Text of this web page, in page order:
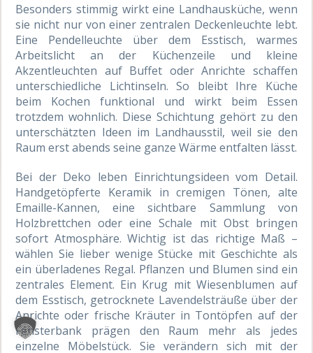
Besonders stimmig wirkt eine Landhausküche, wenn
sie nicht nur von einer zentralen Deckenleuchte lebt.
Eine Pendelleuchte über dem Esstisch, warmes
Arbeitslicht an der Küchenzeile und kleine
Akzentleuchten auf Buffet oder Anrichte schaffen
unterschiedliche Lichtinseln. So bleibt Ihre Küche
beim Kochen funktional und wirkt beim Essen
trotzdem wohnlich. Diese Schichtung gehört zu den
unterschätzten Ideen im Landhausstil, weil sie den
Raum erst abends seine ganze Wärme entfalten lässt.
Bei der Deko leben Einrichtungsideen vom Detail.
Handgetöpferte Keramik in cremigen Tönen, alte
Emaille-Kannen, eine sichtbare Sammlung von
Holzbrettchen oder eine Schale mit Obst bringen
sofort Atmosphäre. Wichtig ist das richtige Maß –
wählen Sie lieber wenige Stücke mit Geschichte als
ein überladenes Regal. Pflanzen und Blumen sind ein
zentrales Element. Ein Krug mit Wiesenblumen auf
dem Esstisch, getrocknete Lavendelsträuße über der
Anrichte oder frische Kräuter in Tontöpfen auf der
Fensterbank prägen den Raum mehr als jedes
einzelne Möbelstück. Sie verändern sich mit der